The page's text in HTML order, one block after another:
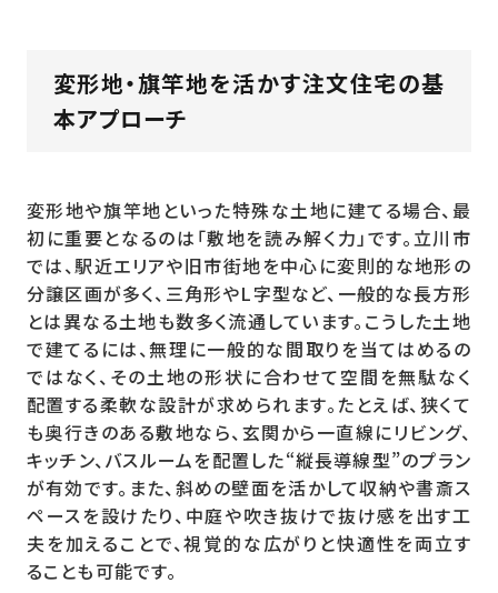
変形地・旗竿地を活かす注文住宅の基
本アプローチ
変形地や旗竿地といった特殊な土地に建てる場合、最
初に重要となるのは「敷地を読み解く力」です。立川市
では、駅近エリアや旧市街地を中心に変則的な地形の
分譲区画が多く、三角形やL字型など、一般的な長方形
とは異なる土地も数多く流通しています。こうした土地
で建てるには、無理に一般的な間取りを当てはめるの
ではなく、その土地の形状に合わせて空間を無駄なく
配置する柔軟な設計が求められます。たとえば、狭くて
も奥行きのある敷地なら、玄関から一直線にリビング、
キッチン、バスルームを配置した“縦長導線型”のプラン
が有効です。また、斜めの壁面を活かして収納や書斎ス
ペースを設けたり、中庭や吹き抜けで抜け感を出す工
夫を加えることで、視覚的な広がりと快適性を両立す
ることも可能です。